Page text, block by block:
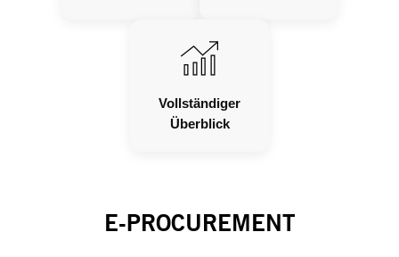
Vollständiger
Überblick
E-PROCUREMENT